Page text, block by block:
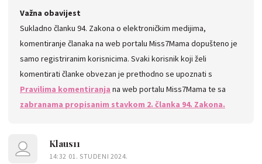
Važna obavijest
Sukladno članku 94. Zakona o elektroničkim medijima,
komentiranje članaka na web portalu Miss7Mama dopušteno je
samo registriranim korisnicima. Svaki korisnik koji želi
komentirati članke obvezan je prethodno se upoznati s
Pravilima komentiranja na web portalu Miss7Mama te sa
zabranama propisanim stavkom 2. članka 94. Zakona.
Klaus11
14:32 01. STUDENI 2024.